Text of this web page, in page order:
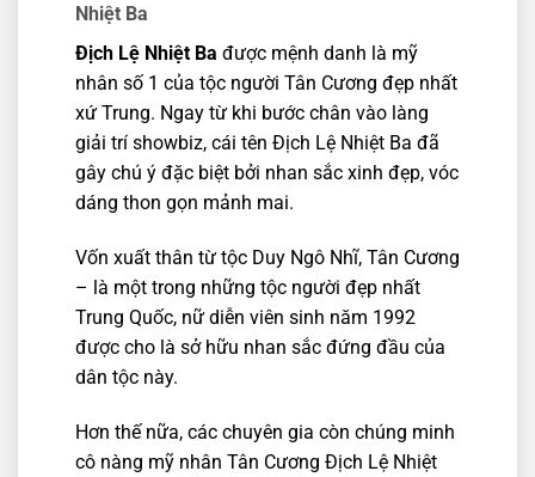
Nhiệt Ba
Địch Lệ Nhiệt Ba được mệnh danh là mỹ
nhân số 1 của tộc người Tân Cương đẹp nhất
xứ Trung. Ngay từ khi bước chân vào làng
giải trí showbiz, cái tên Địch Lệ Nhiệt Ba đã
gây chú ý đặc biệt bởi nhan sắc xinh đẹp, vóc
dáng thon gọn mảnh mai.
Vốn xuất thân từ tộc Duy Ngô Nhĩ, Tân Cương
– là một trong những tộc người đẹp nhất
Trung Quốc, nữ diễn viên sinh năm 1992
được cho là sở hữu nhan sắc đứng đầu của
dân tộc này.
Hơn thế nữa, các chuyên gia còn chúng minh
cô nàng mỹ nhân Tân Cương Địch Lệ Nhiệt